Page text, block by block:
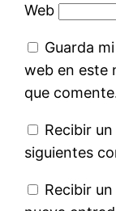
Web
Guarda
web en este
que
Recibir
siguientes
Recibir